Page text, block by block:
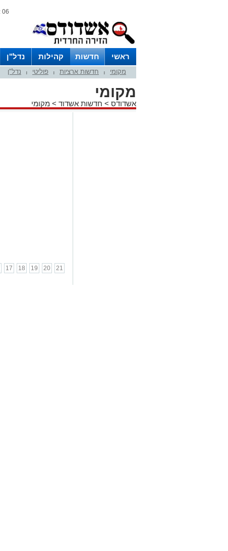
06 אוגוסט 2026 / 23:27
ראשי חדשות קהילות נדל"ן
מקומי חדשות ארציות פוליטי נדל"ן
מקומי
אשדודס > חדשות אשדוד > מקומי
17 18 19 20
21